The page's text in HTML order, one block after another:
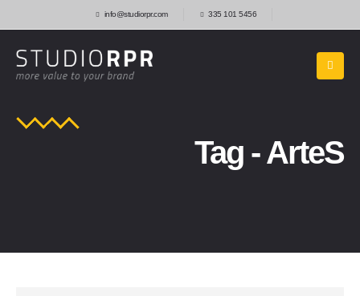
info@studiorpr.com 335 101 5456
Tag - ArteS